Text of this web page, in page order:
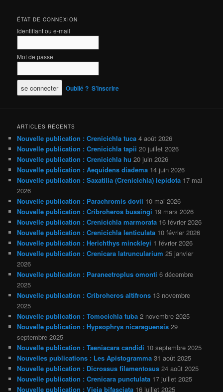
ÉTAT DE CONNEXION
Identifiant ou e-mail
Mot de passe
Oublié ? S’inscrire
ARTICLES RÉCENTS
Nouvelle publication : Crenicichla tuca 4 août 2026
Nouvelle publication : Crenicichla tapii 20 juillet 2026
Nouvelle publication : Crenicichla hu 20 juin 2026
Nouvelle publication : Aequidens diadema 14 juin 2026
Nouvelle publication : Saxatilia (Crenicichla) lepidota 17 mai
2026
Nouvelle publication : Parachromis dovii 10 mai 2026
Nouvelle publication : Cribroheros bussingi 19 mars 2026
Nouvelle publication : Crenicichla marmorata 16 février 2026
Nouvelle publication : Crenicichla lenticulata 10 février 2026
Nouvelle publication : Herichthys minckleyi 1 février 2026
Nouvelle publication : Crenicara latruncularium 25 janvier
2026
Nouvelle publication : Paraneetroplus omonti 6 décembre
2025
Nouvelle publication : Cribroheros altifrons 13 novembre
2025
Nouvelle publication : Tomocichla tuba 2 novembre 2025
Nouvelle publication : Hypsophrys nicaraguensis 29
septembre 2025
Nouvelle publication : Taeniacara candidi 10 septembre 2025
Nouvelles publications : Les Apistogramma 31 août 2025
Nouvelle publication : Dicrossus filamentosus 24 août 2025
Nouvelle publication : Crenicara punctulata 17 juillet 2025
Nouvelle publication : Vieja bifasciata 16 juillet 2025